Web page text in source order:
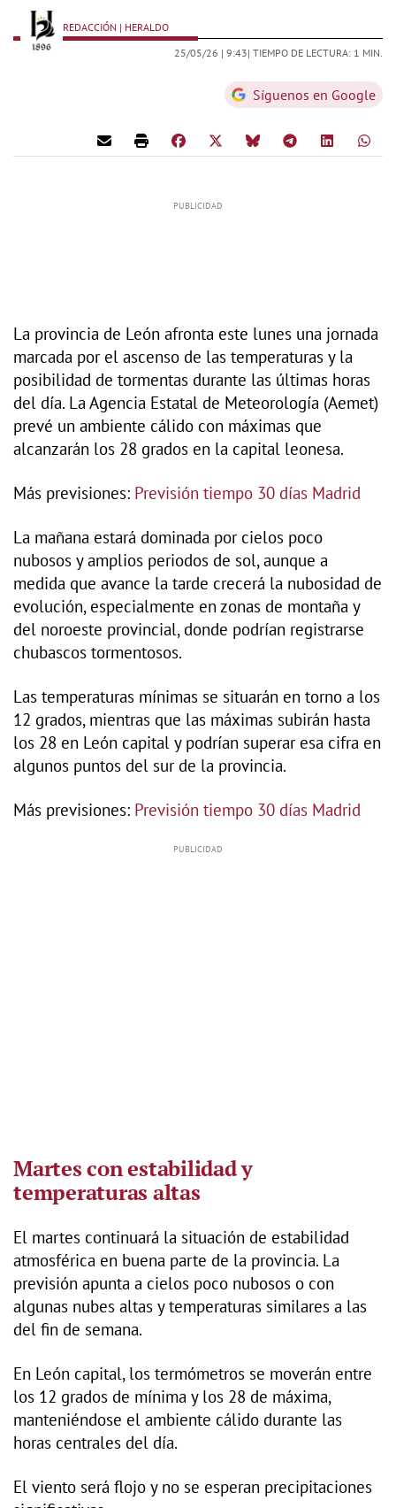
REDACCIÓN | HERALDO
25/05/26 | 9:43| TIEMPO DE LECTURA: 1 MIN.
Síguenos en Google
La provincia de León afronta este lunes una jornada
marcada por el ascenso de las temperaturas y la
posibilidad de tormentas durante las últimas horas
del día. La Agencia Estatal de Meteorología (Aemet)
prevé un ambiente cálido con máximas que
alcanzarán los 28 grados en la capital leonesa.
Más previsiones: Previsión tiempo 30 días Madrid
La mañana estará dominada por cielos poco
nubosos y amplios periodos de sol, aunque a
medida que avance la tarde crecerá la nubosidad de
evolución, especialmente en zonas de montaña y
del noroeste provincial, donde podrían registrarse
chubascos tormentosos.
Las temperaturas mínimas se situarán en torno a los
12 grados, mientras que las máximas subirán hasta
los 28 en León capital y podrían superar esa cifra en
algunos puntos del sur de la provincia.
Más previsiones: Previsión tiempo 30 días Madrid
Martes con estabilidad y
temperaturas altas
El martes continuará la situación de estabilidad
atmosférica en buena parte de la provincia. La
previsión apunta a cielos poco nubosos o con
algunas nubes altas y temperaturas similares a las
del fin de semana.
En León capital, los termómetros se moverán entre
los 12 grados de mínima y los 28 de máxima,
manteniéndose el ambiente cálido durante las
horas centrales del día.
El viento será flojo y no se esperan precipitaciones